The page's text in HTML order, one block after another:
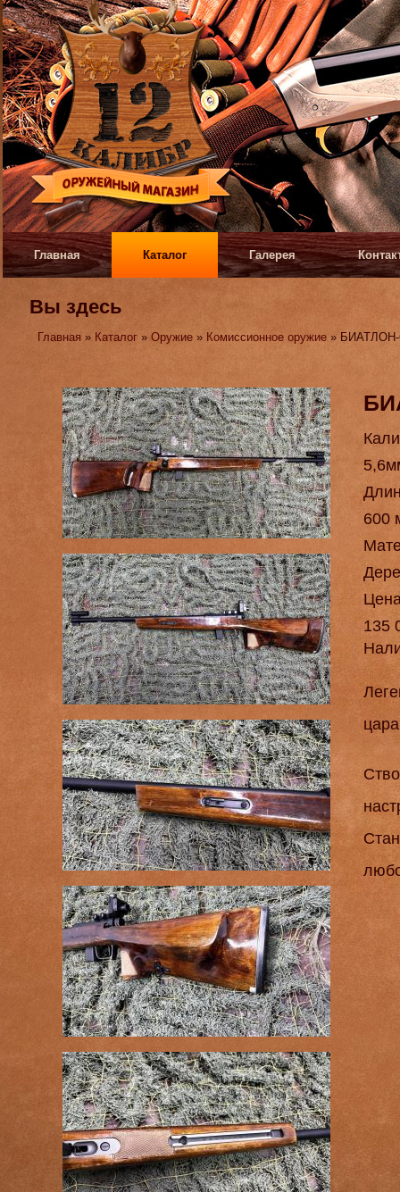
Главная Каталог Галерея
Вы здесь
Главная » Каталог »Оружие » Комиссионное оружие » БИАТЛОН-
600
135